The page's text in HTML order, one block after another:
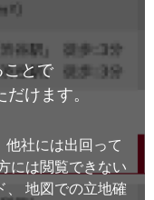
ことで
けます。
社には出回って
には閲覧できない
地図での立地確